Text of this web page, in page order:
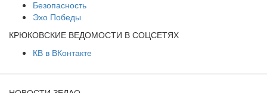
Безопасность
Эхо Победы
КРЮКОВСКИЕ ВЕДОМОСТИ В СОЦСЕТЯХ
КВ в ВКонтакте